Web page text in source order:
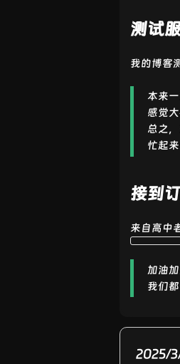
测试
我的博客
本来
感觉
总之
忙起
接到
来自高中
加油加
我们
2025/